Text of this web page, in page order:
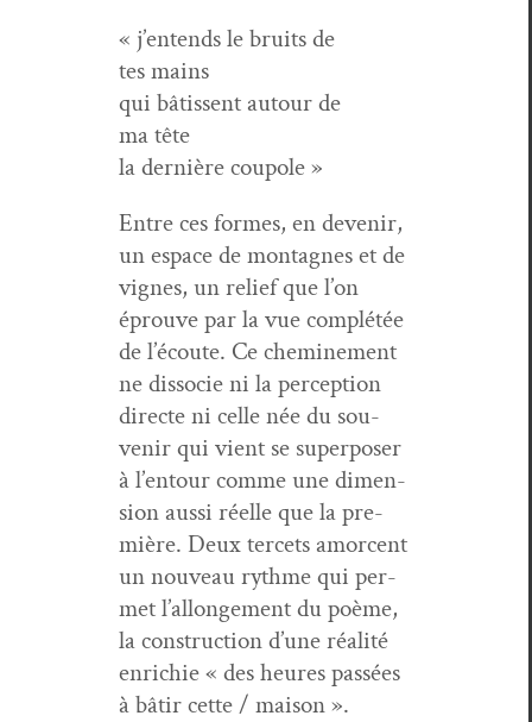
« j’entends le bruits de
tes mains
qui bâtis­sent autour de
ma tête
la dernière coupole »
Entre ces formes, en devenir,
un espace de mon­tagnes et de
vignes, un relief que l’on
éprou­ve par la vue com­plétée
de l’écoute. Ce chem­ine­ment
ne dis­so­cie ni la per­cep­tion
directe ni celle née du sou­
venir qui vient se super­pos­er
à l’entour comme une dimen­
sion aus­si réelle que la pre­
mière. Deux ter­cets amor­cent
un nou­veau rythme qui per­
met l’allongement du poème,
la con­struc­tion d’une réal­ité
enrichie « des heures passées
à bâtir cette / maison ».